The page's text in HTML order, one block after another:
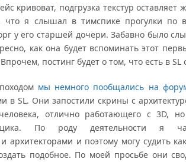
кривоват, подгрузка текстур оставляет
что я слышал в тимспике прогулки по
у его старшей дочери. Забавно было
как она будет вспоминать этот
постинг будет о том, что есть в SL
мы немного пообщались на
в SL. Они запостили скрины с
отлично работающего с 3D,
По роду деятельности я
архитекторами и поэтому могу судить
подобное. По моей просьбе они